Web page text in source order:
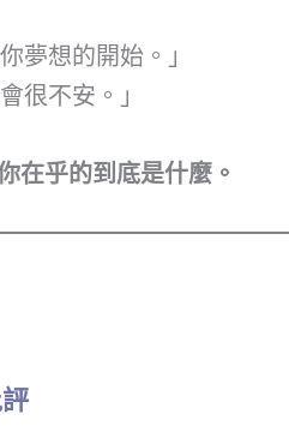
夢想的開始。」
很不安。」
在乎的到底是什麼。